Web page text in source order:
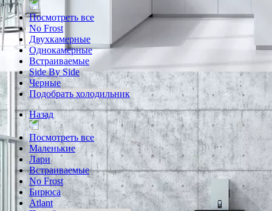
Посмотреть все
No Frost
Двухкамерные
Однокамерные
Встраиваемые
Side By Side
Черные
Подобрать холодильник
Назад
Посмотреть все
Маленькие
Лари
Встраиваемые
No Frost
Бирюса
Atlant